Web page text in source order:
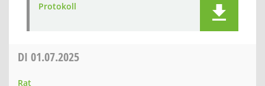
Protokoll
DI 01.07.2025
Rat